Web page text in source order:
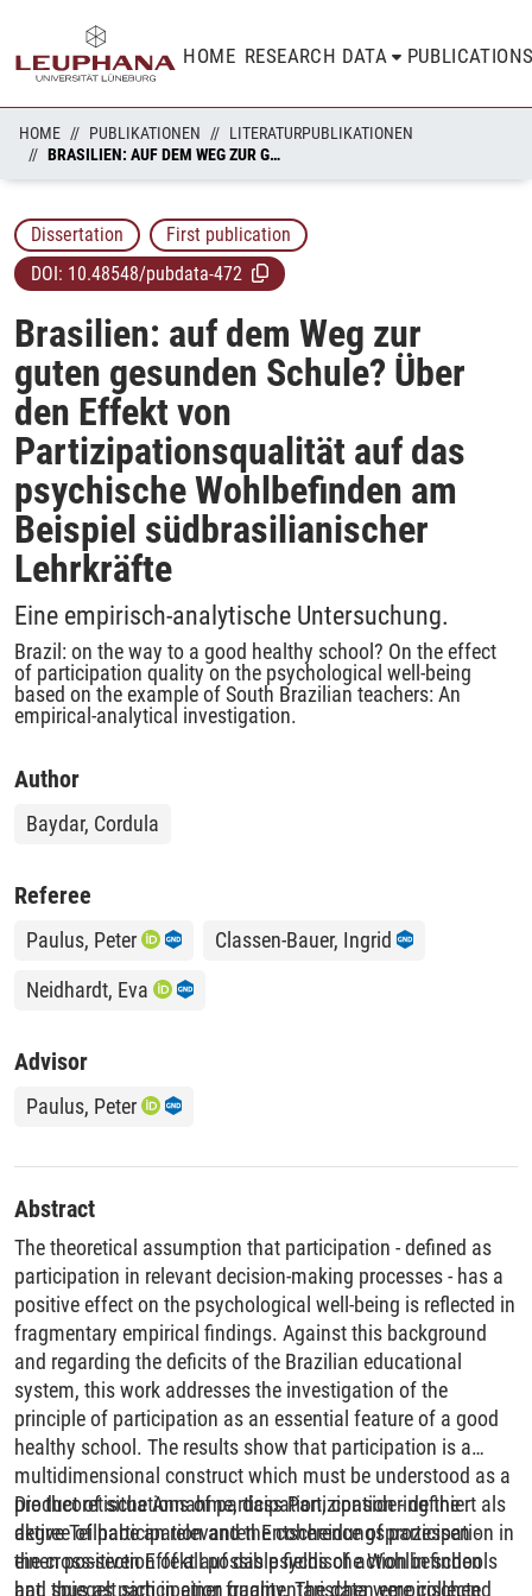
HOME RESEARCH DATA
HOME PUBLIKATIONEN
LITERATURPUBLIKATIONEN
BRASILIEN: AUF DEM WEG ZUR GUTEN GESUNDEN SCHULE? ÜBER DEN EFFEKT VON PARTIZIPATIONSQUALITÄT AUF DAS PSYCHISCHE WOHLBEFINDEN AM BEISPIEL SÜDBRASILIANISCHER LEHRKRÄFTE
Dissertation
First publication
DOI: 10.48548/pubdata-472
Brasilien: auf dem Weg zur
guten gesunden Schule? Über
den Effekt von
Partizipationsqualität auf das
psychische Wohlbefinden am
Beispiel südbrasilianischer
Lehrkräfte
Eine empirisch-analytische Untersuchung.
Brazil: on the way to a good healthy school? On the effect
of participation quality on the psychological well-being
based on the example of South Brazilian teachers: An
empirical-analytical investigation.
Author
Baydar, Cordula
Referee
Paulus, Peter
Classen-Bauer, Ingrid
Neidhardt, Eva
Advisor
Paulus, Peter
Abstract
The theoretical assumption that participation - defined as
participation in relevant decision-making processes - has a
positive effect on the psychological well-being is reflected in
fragmentary empirical findings. Against this background
and regarding the deficits of the Brazilian educational
system, this work addresses the investigation of the
principle of participation as an essential feature of a good
healthy school. The results show that participation is a
multidimensional construct which must be understood as a
product of situations of participation, considering the
degree of participation and the coherence of participation in
the cross-section of all possible fields of action in schools
and thus as participation quality. The data were collected
Die theoretische Annahme, dass Partizipation - definiert als
aktive Teilhabe an relevanten Entscheidungsprozessen -
einen positiven Effekt auf das psychische Wohlbefinden
hat, spiegelt sich in einer fragmentarischen empirischen